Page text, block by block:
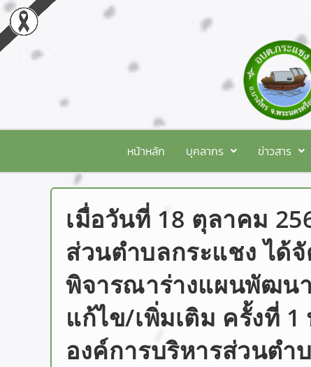
หน้าหลัก บุคลากร ข่าวสาร
เมื่อวันที่ 18 ตุลาคม
ส่วนตำบลกระแชง ได้
พิจารณาร่างแผนพัฒน
แก้ไข/เพิ่มเติม ครั้งที่
องค์การบริหารส่วนตำ